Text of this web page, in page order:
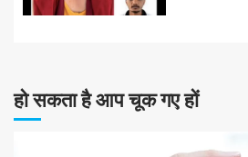
हो सकता है आप चूक गए हों